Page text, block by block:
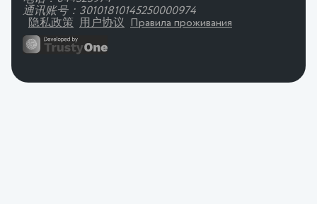
通讯账号：30101810145250000974
隐私政策
用户协议 Правила проживания